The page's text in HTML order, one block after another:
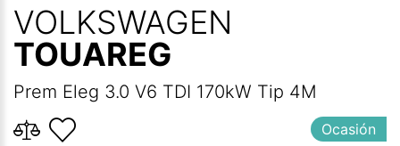
VOLKSWAGEN
TOUAREG
Prem Eleg 3.0 V6 TDI 170kW Tip 4M
Ocasión